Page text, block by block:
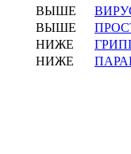
ВЫШЕ
ВЫШЕ
НИЖЕ
НИЖЕ